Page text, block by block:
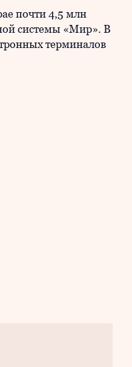
почти 4,5 млн
системы «Мир». В
терминалов